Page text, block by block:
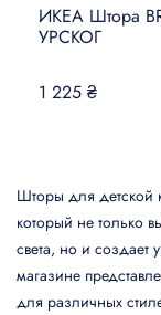
УМНЫЙ ДОМ
ИКЕА Штора
УРСКОГ
1 225 ₴
Шторы для детской
который не только
света, но и создает
магазине
для различных